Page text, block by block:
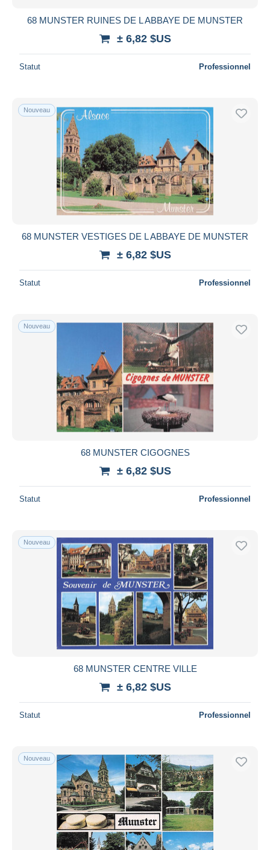
68 MUNSTER RUINES DE L ABBAYE DE MUNSTER
± 6,82 $US
Statut Professionnel
Nouveau
68 MUNSTER VESTIGES DE L ABBAYE DE MUNSTER
± 6,82 $US
Statut Professionnel
Nouveau
68 MUNSTER CIGOGNES
± 6,82 $US
Statut Professionnel
Nouveau
68 MUNSTER CENTRE VILLE
± 6,82 $US
Statut Professionnel
Nouveau